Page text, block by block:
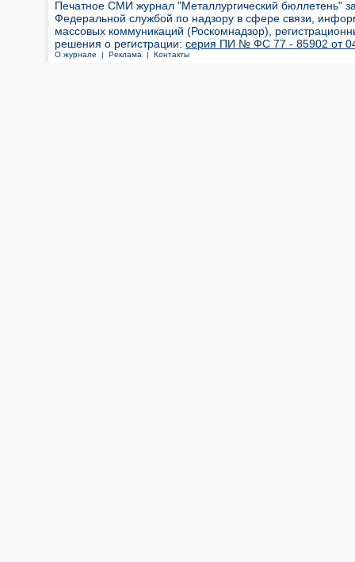
Печатное СМИ журнал "Металлургический бюллетень"
Федеральной службой по надзору в сфере связи,
массовых коммуникаций (Роскомнадзор),
решения о регистрации: серия ПИ № ФС 77 - 85902 от 04
О журнале | Реклама | Контакты